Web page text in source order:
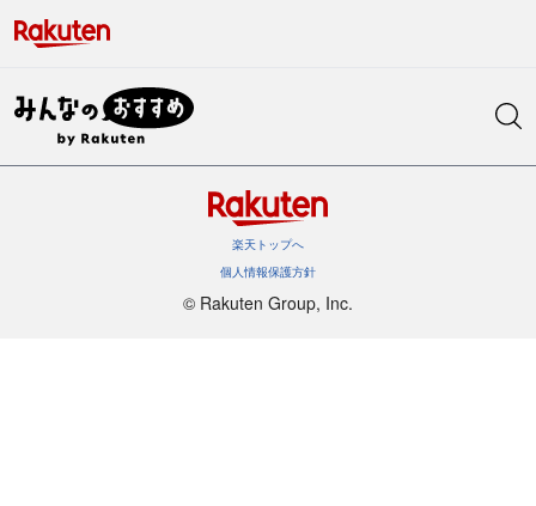
楽天トップへ
個人情報保護方針
©︎ Rakuten Group, Inc.